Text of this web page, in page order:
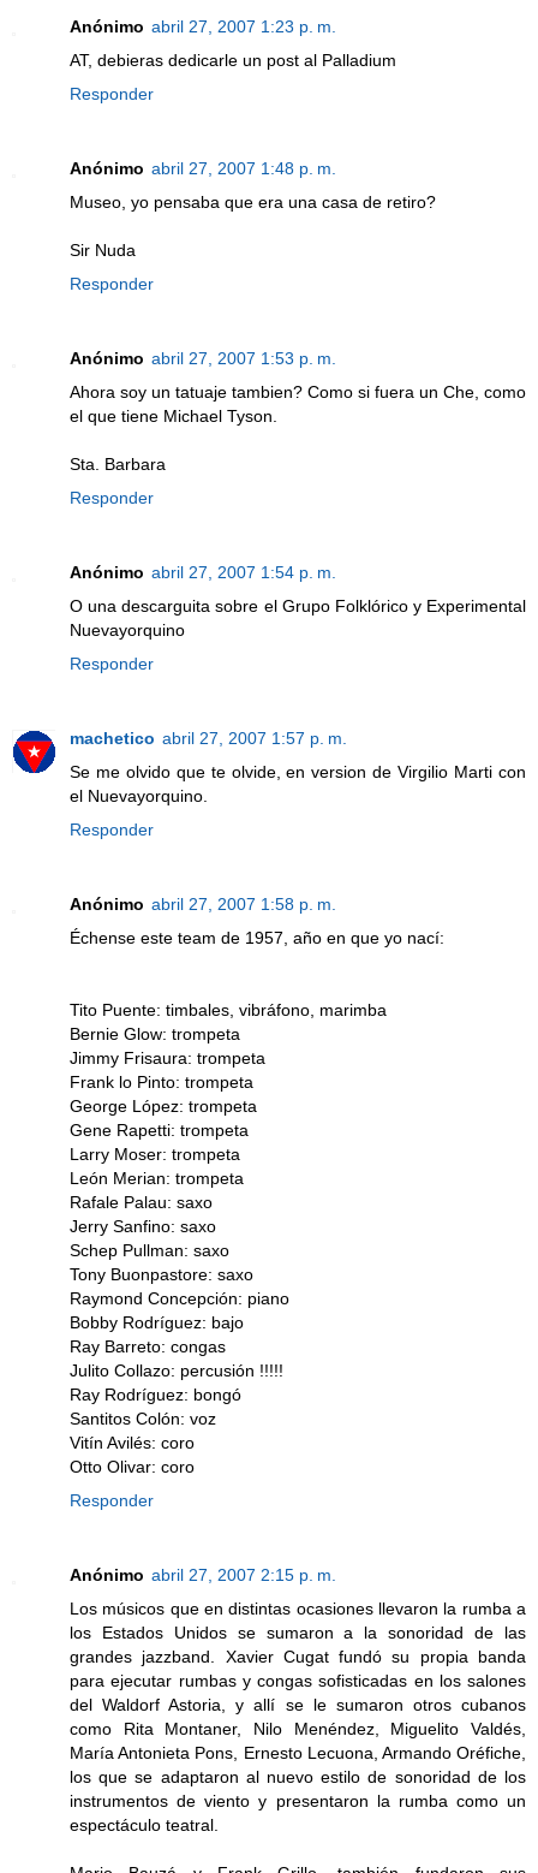
Anónimo abril 27, 2007 1:23 p. m.
AT, debieras dedicarle un post al Palladium
Responder
Anónimo abril 27, 2007 1:48 p. m.
Museo, yo pensaba que era una casa de retiro?
Sir Nuda
Responder
Anónimo abril 27, 2007 1:53 p. m.
Ahora soy un tatuaje tambien? Como si fuera un Che, como
el que tiene Michael Tyson.
Sta. Barbara
Responder
Anónimo abril 27, 2007 1:54 p. m.
O una descarguita sobre el Grupo Folklórico y Experimental
Nuevayorquino
Responder
machetico abril 27, 2007 1:57 p. m.
Se me olvido que te olvide, en version de Virgilio Marti con
el Nuevayorquino.
Responder
Anónimo abril 27, 2007 1:58 p. m.
Échense este team de 1957, año en que yo nací:
Tito Puente: timbales, vibráfono, marimba
Bernie Glow: trompeta
Jimmy Frisaura: trompeta
Frank lo Pinto: trompeta
George López: trompeta
Gene Rapetti: trompeta
Larry Moser: trompeta
León Merian: trompeta
Rafale Palau: saxo
Jerry Sanfino: saxo
Schep Pullman: saxo
Tony Buonpastore: saxo
Raymond Concepción: piano
Bobby Rodríguez: bajo
Ray Barreto: congas
Julito Collazo: percusión !!!!!
Ray Rodríguez: bongó
Santitos Colón: voz
Vitín Avilés: coro
Otto Olivar: coro
Responder
Anónimo abril 27, 2007 2:15 p. m.
Los músicos que en distintas ocasiones llevaron la rumba a
los Estados Unidos se sumaron a la sonoridad de las
grandes jazzband. Xavier Cugat fundó su propia banda
para ejecutar rumbas y congas sofisticadas en los salones
del Waldorf Astoria, y allí se le sumaron otros cubanos
como Rita Montaner, Nilo Menéndez, Miguelito Valdés,
María Antonieta Pons, Ernesto Lecuona, Armando Oréfiche,
los que se adaptaron al nuevo estilo de sonoridad de los
instrumentos de viento y presentaron la rumba como un
espectáculo teatral.